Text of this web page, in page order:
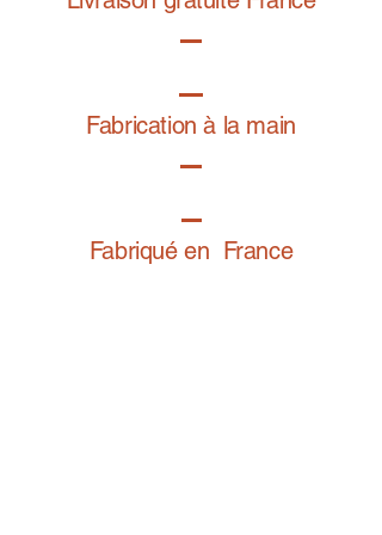
der Basis mit einem Isacord-Polyestergarn
ausgewählten Garns garantieren intensive
und lang anhaltende Farben, einen sehr
weichen Griff und Widerstandsfähigkeit
Garantie gekennzeichnet.
So passen Sie Ihr Armband richtig an
Fabrication à la main
Fabriqué en France